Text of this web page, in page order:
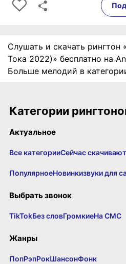
Слушать и скачать рингтон
Тока 2022)» бесплатно на
Больше мелодий в
Категории
Актуальное
Все категорииСейчас скачивают
ПопулярноеНовинкизвуки для
Выбрать звонок
TikTokБез словГромкиеНа СМС
Жанры
ПопРэпРокШансонФонк